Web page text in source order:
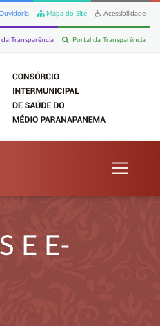
Acessibilidade
Mapa do Site
Portal da Transparência
Transparência
E E-